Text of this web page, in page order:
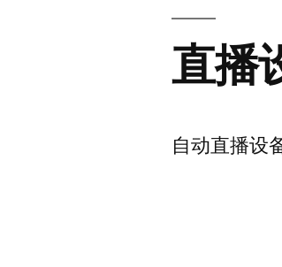
直播
自动直播设